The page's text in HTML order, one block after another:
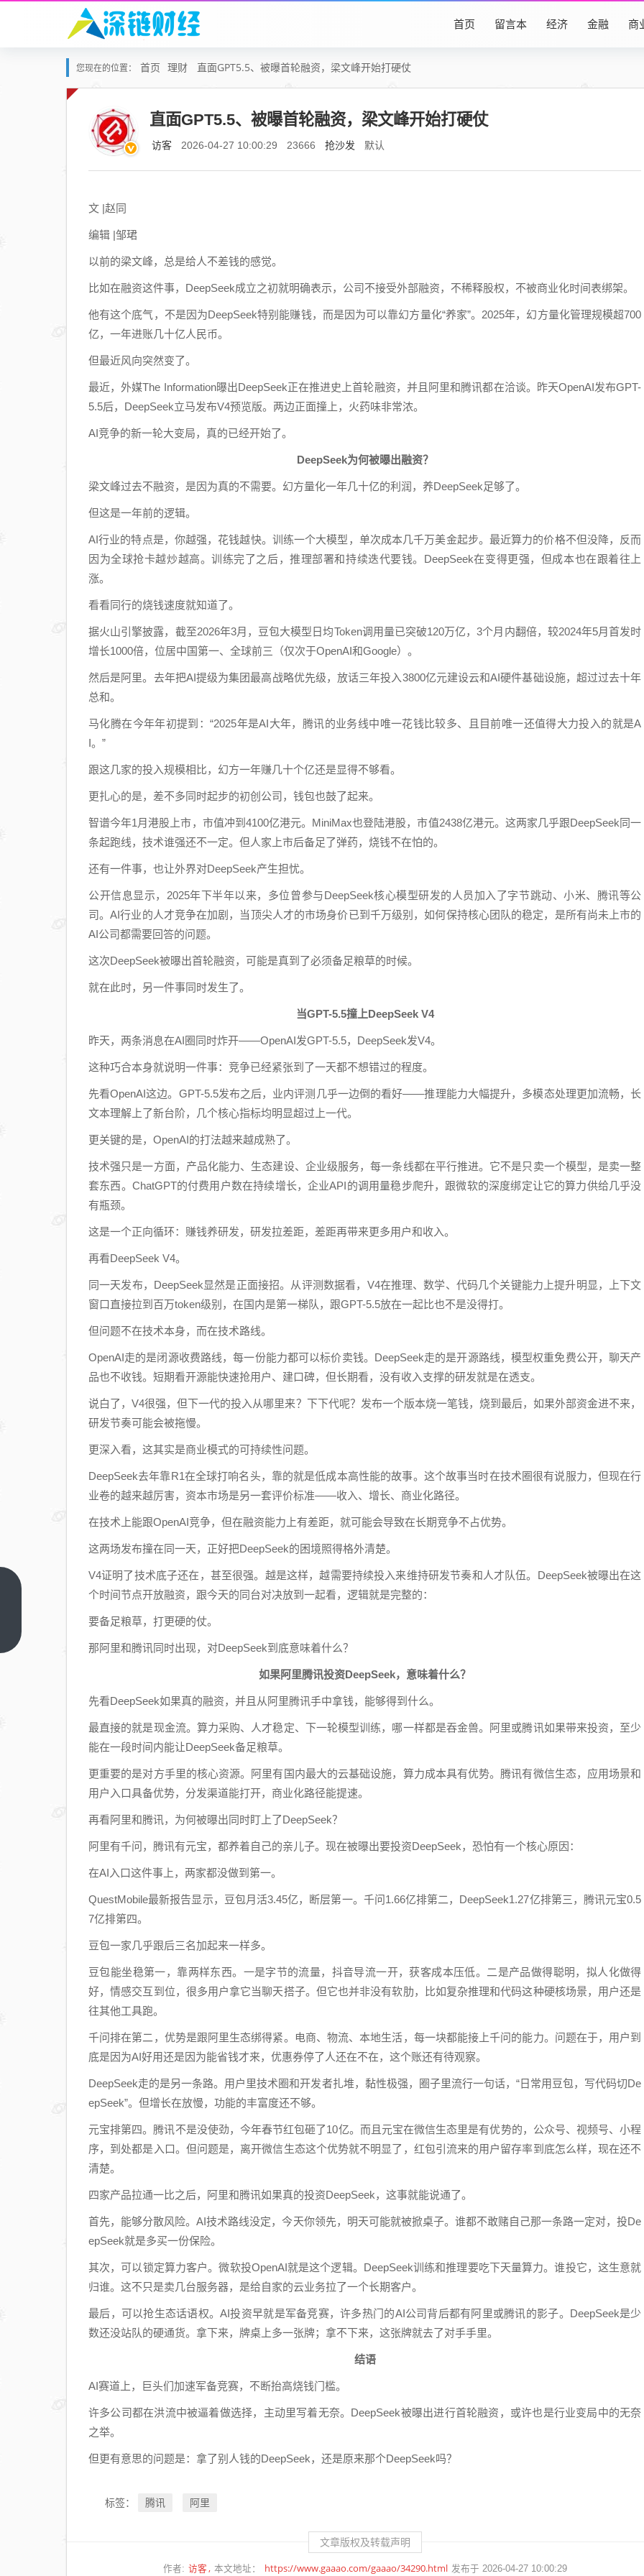
首页 留言本 经济 金融 商
您现在的位置： 首页 理财 直面GPT5.5、被曝首轮融资，梁文峰开始打硬仗
直面GPT5.5、被曝首轮融资，梁文峰开始打硬仗
访客 2026-04-27 10:00:29 23666 抢沙发 默认
文 |赵同
编辑 |邹珺
以前的梁文峰，总是给人不差钱的感觉。
比如在融资这件事，DeepSeek成立之初就明确表示，公司不接受外部融资，不稀释股权，不被商业化时间表绑架。
他有这个底气，不是因为DeepSeek特别能赚钱，而是因为可以靠幻方量化“养家”。2025年，幻方量化管理规模超700
亿，一年进账几十亿人民币。
但最近风向突然变了。
最近，外媒The Information曝出DeepSeek正在推进史上首轮融资，并且阿里和腾讯都在洽谈。昨天OpenAI发布GPT-
5.5后，DeepSeek立马发布V4预览版。两边正面撞上，火药味非常浓。
AI竞争的新一轮大变局，真的已经开始了。
DeepSeek为何被曝出融资？
梁文峰过去不融资，是因为真的不需要。幻方量化一年几十亿的利润，养DeepSeek足够了。
但这是一年前的逻辑。
AI行业的特点是，你越强，花钱越快。训练一个大模型，单次成本几千万美金起步。最近算力的价格不但没降，反而
因为全球抢卡越炒越高。训练完了之后，推理部署和持续迭代要钱。DeepSeek在变得更强，但成本也在跟着往上
涨。
看看同行的烧钱速度就知道了。
据火山引擎披露，截至2026年3月，豆包大模型日均Token调用量已突破120万亿，3个月内翻倍，较2024年5月首发时
增长1000倍，位居中国第一、全球前三（仅次于OpenAI和Google）。
然后是阿里。去年把AI提级为集团最高战略优先级，放话三年投入3800亿元建设云和AI硬件基础设施，超过过去十年
总和。
马化腾在今年年初提到：“2025年是AI大年，腾讯的业务线中唯一花钱比较多、且目前唯一还值得大力投入的就是A
I。”
跟这几家的投入规模相比，幻方一年赚几十个亿还是显得不够看。
更扎心的是，差不多同时起步的初创公司，钱包也鼓了起来。
智谱今年1月港股上市，市值冲到4100亿港元。MiniMax也登陆港股，市值2438亿港元。这两家几乎跟DeepSeek同一
条起跑线，技术谁强还不一定。但人家上市后备足了弹药，烧钱不在怕的。
还有一件事，也让外界对DeepSeek产生担忧。
公开信息显示，2025年下半年以来，多位曾参与DeepSeek核心模型研发的人员加入了字节跳动、小米、腾讯等公
司。AI行业的人才竞争在加剧，当顶尖人才的市场身价已到千万级别，如何保持核心团队的稳定，是所有尚未上市的
AI公司都需要回答的问题。
这次DeepSeek被曝出首轮融资，可能是真到了必须备足粮草的时候。
就在此时，另一件事同时发生了。
当GPT-5.5撞上DeepSeek V4
昨天，两条消息在AI圈同时炸开——OpenAI发GPT-5.5，DeepSeek发V4。
这种巧合本身就说明一件事：竞争已经紧张到了一天都不想错过的程度。
先看OpenAI这边。GPT-5.5发布之后，业内评测几乎一边倒的看好——推理能力大幅提升，多模态处理更加流畅，长
文本理解上了新台阶，几个核心指标均明显超过上一代。
更关键的是，OpenAI的打法越来越成熟了。
技术强只是一方面，产品化能力、生态建设、企业级服务，每一条线都在平行推进。它不是只卖一个模型，是卖一整
套东西。ChatGPT的付费用户数在持续增长，企业API的调用量稳步爬升，跟微软的深度绑定让它的算力供给几乎没
有瓶颈。
这是一个正向循环：赚钱养研发，研发拉差距，差距再带来更多用户和收入。
再看DeepSeek V4。
同一天发布，DeepSeek显然是正面接招。从评测数据看，V4在推理、数学、代码几个关键能力上提升明显，上下文
窗口直接拉到百万token级别，在国内是第一梯队，跟GPT-5.5放在一起比也不是没得打。
但问题不在技术本身，而在技术路线。
OpenAI走的是闭源收费路线，每一份能力都可以标价卖钱。DeepSeek走的是开源路线，模型权重免费公开，聊天产
品也不收钱。短期看开源能快速抢用户、建口碑，但长期看，没有收入支撑的研发就是在透支。
说白了，V4很强，但下一代的投入从哪里来？下下代呢？发布一个版本烧一笔钱，烧到最后，如果外部资金进不来，
研发节奏可能会被拖慢。
更深入看，这其实是商业模式的可持续性问题。
DeepSeek去年靠R1在全球打响名头，靠的就是低成本高性能的故事。这个故事当时在技术圈很有说服力，但现在行
业卷的越来越厉害，资本市场是另一套评价标准——收入、增长、商业化路径。
在技术上能跟OpenAI竞争，但在融资能力上有差距，就可能会导致在长期竞争不占优势。
这两场发布撞在同一天，正好把DeepSeek的困境照得格外清楚。
V4证明了技术底子还在，甚至很强。越是这样，越需要持续投入来维持研发节奏和人才队伍。DeepSeek被曝出在这
个时间节点开放融资，跟今天的同台对决放到一起看，逻辑就是完整的：
要备足粮草，打更硬的仗。
那阿里和腾讯同时出现，对DeepSeek到底意味着什么？
如果阿里腾讯投资DeepSeek，意味着什么？
先看DeepSeek如果真的融资，并且从阿里腾讯手中拿钱，能够得到什么。
最直接的就是现金流。算力采购、人才稳定、下一轮模型训练，哪一样都是吞金兽。阿里或腾讯如果带来投资，至少
能在一段时间内能让DeepSeek备足粮草。
更重要的是对方手里的核心资源。阿里有国内最大的云基础设施，算力成本具有优势。腾讯有微信生态，应用场景和
用户入口具备优势，分发渠道能打开，商业化路径能提速。
再看阿里和腾讯，为何被曝出同时盯上了DeepSeek？
阿里有千问，腾讯有元宝，都养着自己的亲儿子。现在被曝出要投资DeepSeek，恐怕有一个核心原因：
在AI入口这件事上，两家都没做到第一。
QuestMobile最新报告显示，豆包月活3.45亿，断层第一。千问1.66亿排第二，DeepSeek1.27亿排第三，腾讯元宝0.5
7亿排第四。
豆包一家几乎跟后三名加起来一样多。
豆包能坐稳第一，靠两样东西。一是字节的流量，抖音导流一开，获客成本压低。二是产品做得聪明，拟人化做得
好，情感交互到位，很多用户拿它当聊天搭子。但它也并非没有软肋，比如复杂推理和代码这种硬核场景，用户还是
往其他工具跑。
千问排在第二，优势是跟阿里生态绑得紧。电商、物流、本地生活，每一块都能接上千问的能力。问题在于，用户到
底是因为AI好用还是因为能省钱才来，优惠券停了人还在不在，这个账还有待观察。
DeepSeek走的是另一条路。用户里技术圈和开发者扎堆，黏性极强，圈子里流行一句话，“日常用豆包，写代码切De
epSeek”。但增长在放慢，功能的丰富度还不够。
元宝排第四。腾讯不是没使劲，今年春节红包砸了10亿。而且元宝在微信生态里是有优势的，公众号、视频号、小程
序，到处都是入口。但问题是，离开微信生态这个优势就不明显了，红包引流来的用户留存率到底怎么样，现在还不
清楚。
四家产品拉通一比之后，阿里和腾讯如果真的投资DeepSeek，这事就能说通了。
首先，能够分散风险。AI技术路线没定，今天你领先，明天可能就被掀桌子。谁都不敢赌自己那一条路一定对，投De
epSeek就是多买一份保险。
其次，可以锁定算力客户。微软投OpenAI就是这个逻辑。DeepSeek训练和推理要吃下天量算力。谁投它，这生意就
归谁。这不只是卖几台服务器，是给自家的云业务拉了一个长期客户。
最后，可以抢生态话语权。AI投资早就是军备竞赛，许多热门的AI公司背后都有阿里或腾讯的影子。DeepSeek是少
数还没站队的硬通货。拿下来，牌桌上多一张牌；拿不下来，这张牌就去了对手手里。
结语
AI赛道上，巨头们加速军备竞赛，不断抬高烧钱门槛。
许多公司都在洪流中被逼着做选择，主动里写着无奈。DeepSeek被曝出进行首轮融资，或许也是行业变局中的无奈
之举。
但更有意思的问题是：拿了别人钱的DeepSeek，还是原来那个DeepSeek吗？
标签： 腾讯 阿里
文章版权及转载声明
作者: 访客 本文地址： https://www.gaaao.com/gaaao/34290.html 发布于 2026-04-27 10:00:29